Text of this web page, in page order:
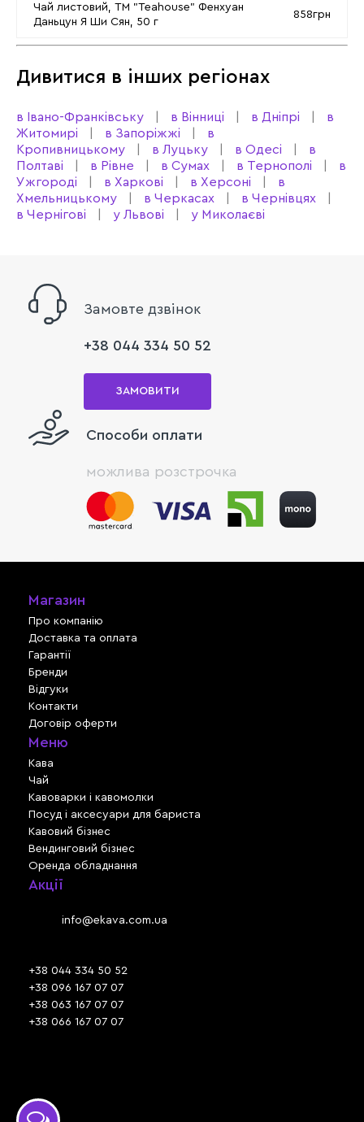
Чай листовий, ТМ "Teahouse" Фенхуан
Даньцун Я Ши Сян, 50 г
858грн
Дивитися в інших регіонах
в Івано-Франківську в Вінниці в Дніпрі
в
Житомирі
в Запоріжжі
в
Кропивницькому
в Луцьку в Одесі
в
Полтаві
в Рівне в Сумах в Тернополі
в
Ужгороді
в Харкові в Херсоні
в
Хмельницькому
в Черкасах
в Чернівцях
в Чернігові
у Львові у Миколаєві
Замовте дзвінок
+38 044 334 50 52
ЗАМОВИТИ
Способи оплати
можлива розстрочка
Магазин
Про компанію
Доставка та оплата
Гарантії
Бренди
Відгуки
Контакти
Договір оферти
Меню
Кава
Чай
Кавоварки і кавомолки
Посуд і аксесуари для бариста
Кавовий бізнес
Вендинговий бізнес
Оренда обладнання
Акції
info@ekava.com.ua
+38 044 334 50 52
+38 096 167 07 07
+38 063 167 07 07
+38 066 167 07 07